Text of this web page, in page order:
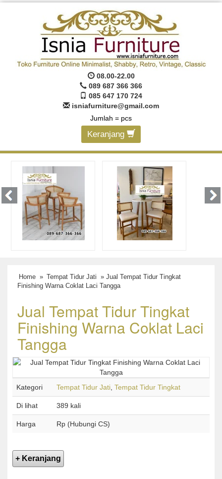
08.00-22.00
089 687 366 366
085 647 170 724
isniafurniture@gmail.com
Jumlah = pcs
Keranjang
Home » Tempat Tidur Jati » Jual Tempat Tidur Tingkat
Finishing Warna Coklat Laci Tangga
Jual Tempat Tidur Tingkat
Finishing Warna Coklat Laci
Tangga
Kategori Tempat Tidur Jati Tempat Tidur Tingkat
Di lihat 389 kali
Harga Rp (Hubungi CS)